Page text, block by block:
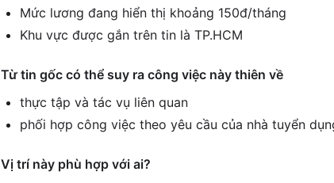
Mức lương đang hiển thị khoảng 150đ/tháng
Khu vực được gắn trên tin là TP.HCM
Từ tin gốc có thể suy ra công việc này thiên về
thực tập và tác vụ liên quan
phối hợp công việc theo yêu cầu của nhà tuyển
Vị trí này phù hợp với ai?